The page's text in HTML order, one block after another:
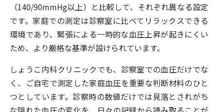
（140/90mmHg以上）と比較して、それぞれ異なる設定
です。家庭での測定は診察室に比べてリラックスできる
環境であり、緊張による一時的な血圧上昇が起きにくい
ため、より厳格な基準が設けられています。
しょうこ内科クリニックでも、診察室での血圧だけでな
く、ご自宅で測定した家庭血圧を重要な判断材料のひと
つとしています。診察時の数値だけでは見落とされがち